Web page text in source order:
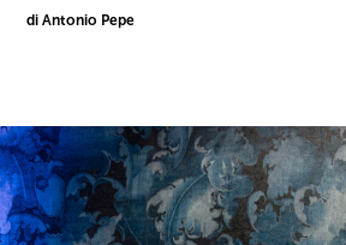
di Antonio Pepe